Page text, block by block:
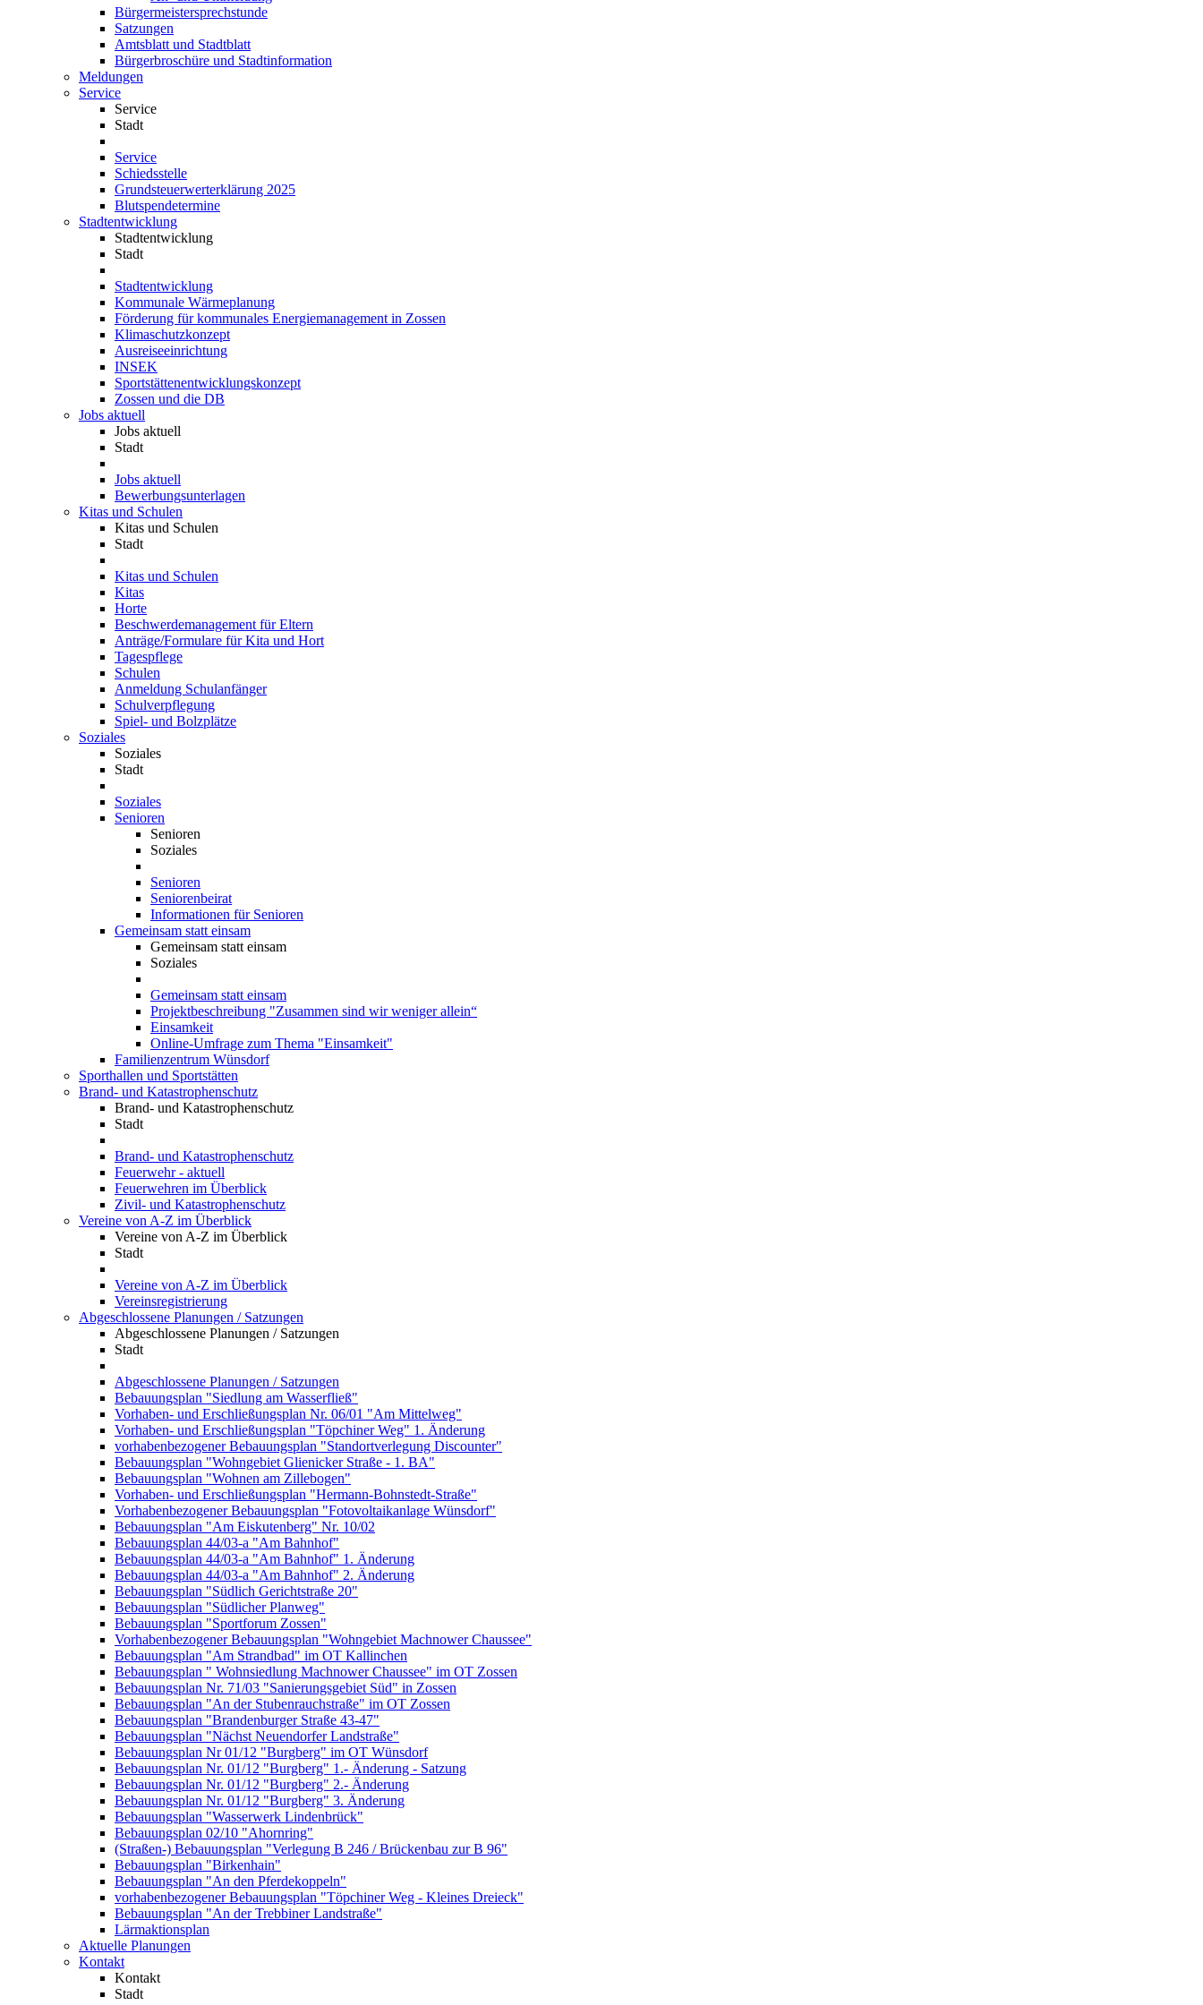
Bürgermeistersprechstunde
Satzungen
Amtsblatt und Stadtblatt
Bürgerbroschüre und Stadtinformation
Meldungen
Service
Service
Stadt
Service
Schiedsstelle
Grundsteuerwerterklärung 2025
Blutspendetermine
Stadtentwicklung
Stadtentwicklung
Stadt
Stadtentwicklung
Kommunale Wärmeplanung
Förderung für kommunales Energiemanagement in Zossen
Klimaschutzkonzept
Ausreiseeinrichtung
INSEK
Sportstättenentwicklungskonzept
Zossen und die DB
Jobs aktuell
Jobs aktuell
Stadt
Jobs aktuell
Bewerbungsunterlagen
Kitas und Schulen
Kitas und Schulen
Stadt
Kitas und Schulen
Kitas
Horte
Beschwerdemanagement für Eltern
Anträge/Formulare für Kita und Hort
Tagespflege
Schulen
Anmeldung Schulanfänger
Schulverpflegung
Spiel- und Bolzplätze
Soziales
Soziales
Stadt
Soziales
Senioren
Senioren
Soziales
Senioren
Seniorenbeirat
Informationen für Senioren
Gemeinsam statt einsam
Gemeinsam statt einsam
Soziales
Gemeinsam statt einsam
Projektbeschreibung "Zusammen sind wir weniger allein“
Einsamkeit
Online-Umfrage zum Thema "Einsamkeit"
Familienzentrum Wünsdorf
Sporthallen und Sportstätten
Brand- und Katastrophenschutz
Brand- und Katastrophenschutz
Stadt
Brand- und Katastrophenschutz
Feuerwehr - aktuell
Feuerwehren im Überblick
Zivil- und Katastrophenschutz
Vereine von A-Z im Überblick
Vereine von A-Z im Überblick
Stadt
Vereine von A-Z im Überblick
Vereinsregistrierung
Abgeschlossene Planungen / Satzungen
Abgeschlossene Planungen / Satzungen
Stadt
Abgeschlossene Planungen / Satzungen
Bebauungsplan "Siedlung am Wasserfließ"
Vorhaben- und Erschließungsplan Nr. 06/01 "Am Mittelweg"
Vorhaben- und Erschließungsplan "Töpchiner Weg" 1. Änderung
vorhabenbezogener Bebauungsplan "Standortverlegung Discounter"
Bebauungsplan "Wohngebiet Glienicker Straße - 1. BA"
Bebauungsplan "Wohnen am Zillebogen"
Vorhaben- und Erschließungsplan "Hermann-Bohnstedt-Straße"
Vorhabenbezogener Bebauungsplan "Fotovoltaikanlage Wünsdorf"
Bebauungsplan "Am Eiskutenberg" Nr. 10/02
Bebauungsplan 44/03-a "Am Bahnhof"
Bebauungsplan 44/03-a "Am Bahnhof" 1. Änderung
Bebauungsplan 44/03-a "Am Bahnhof" 2. Änderung
Bebauungsplan "Südlich Gerichtstraße 20"
Bebauungsplan "Südlicher Planweg"
Bebauungsplan "Sportforum Zossen"
Vorhabenbezogener Bebauungsplan "Wohngebiet Machnower Chaussee"
Bebauungsplan "Am Strandbad" im OT Kallinchen
Bebauungsplan " Wohnsiedlung Machnower Chaussee" im OT Zossen
Bebauungsplan Nr. 71/03 "Sanierungsgebiet Süd" in Zossen
Bebauungsplan "An der Stubenrauchstraße" im OT Zossen
Bebauungsplan "Brandenburger Straße 43-47"
Bebauungsplan "Nächst Neuendorfer Landstraße"
Bebauungsplan Nr 01/12 "Burgberg" im OT Wünsdorf
Bebauungsplan Nr. 01/12 "Burgberg" 1.- Änderung - Satzung
Bebauungsplan Nr. 01/12 "Burgberg" 2.- Änderung
Bebauungsplan Nr. 01/12 "Burgberg" 3. Änderung
Bebauungsplan "Wasserwerk Lindenbrück"
Bebauungsplan 02/10 "Ahornring"
(Straßen-) Bebauungsplan "Verlegung B 246 / Brückenbau zur B 96"
Bebauungsplan "Birkenhain"
Bebauungsplan "An den Pferdekoppeln"
vorhabenbezogener Bebauungsplan "Töpchiner Weg - Kleines Dreieck"
Bebauungsplan "An der Trebbiner Landstraße"
Lärmaktionsplan
Aktuelle Planungen
Kontakt
Kontakt
Stadt